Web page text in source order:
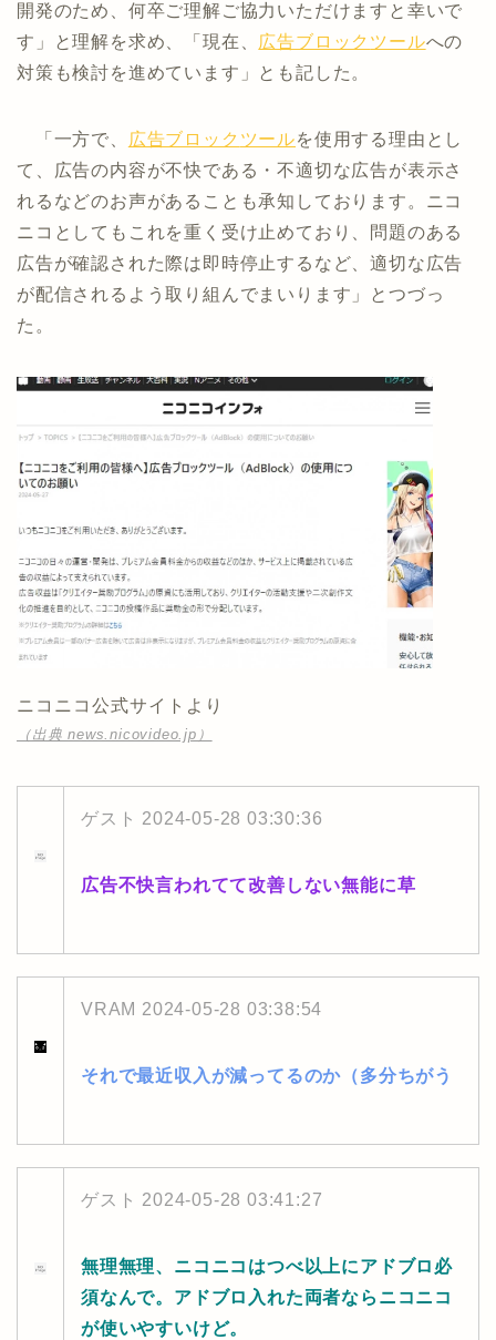
開発のため、何卒ご理解ご協力いただけますと幸いで
す」と理解を求め、「現在、 広告ブロック ツールへの
対策も検討を進めています」とも記した。
「一方で、 広告ブロック ツールを使用する理由とし
て、広告の内容が不快である・不適切な広告が表示さ
れるなどのお声があることも承知しております。ニコ
ニコとしてもこれを重く受け止めており、問題のある
広告が確認された際は即時停止するなど、適切な広告
が配信されるよう取り組んでまいります」とつづっ
た。
ニコニコ公式サイトより
（出典 news.nicovideo.jp）
ゲスト 2024-05-28 03:30:36
広告不快言われてて改善しない無能に草
VRAM 2024-05-28 03:38:54
それで最近収入が減ってるのか（多分ちがう
ゲスト 2024-05-28 03:41:27
無理無理、ニコニコはつべ以上にアドブロ必
須なんで。アドブロ入れた両者ならニコニコ
が使いやすいけど。